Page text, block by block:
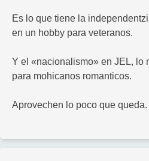
Es lo que tiene la
en un hobby para veteranos.
Y el «nacionalismo» en JEL, lo
para mohicanos romanticos.
Aprovechen lo poco que queda.